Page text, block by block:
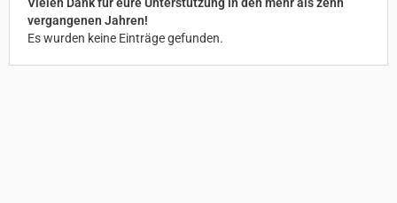
vergangenen Jahren!
Es wurden keine Einträge gefunden.